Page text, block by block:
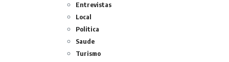
Entrevistas
Local
Politica
Saude
Turismo